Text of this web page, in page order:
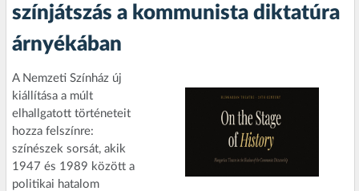
színjátszás a kommunista diktatúra
árnyékában
A Nemzeti Színház új
kiállítása a múlt
elhallgatott történeteit
hozza felszínre:
színészek sorsát, akik
1947 és 1989 között a
politikai hatalom